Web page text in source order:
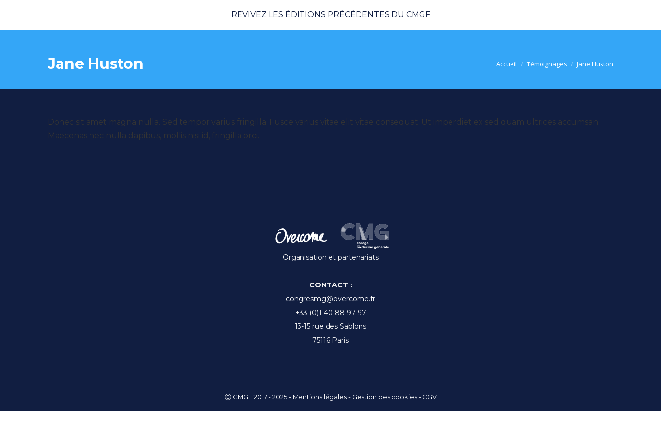
REVIVEZ LES ÉDITIONS PRÉCÉDENTES DU CMGF
Jane Huston Vous êtes ici :
Accueil Témoignages Jane Huston
Donec sit amet magna nulla. Sed tempor varius fringilla. Fusce varius vitae elit vitae consequat. Ut imperdiet ex sed quam ultrices accumsan.
Maecenas nec nulla dapibus, mollis nisi id, fringilla orci.
Organisation et partenariats
CONTACT :
congresmg@overcome.fr
+33 (0)1 40 88 97 97
13-15 rue des Sablons
75116 Paris
Ⓒ CMGF 2017 - 2025 - Mentions légales- Gestion des cookies- CGV